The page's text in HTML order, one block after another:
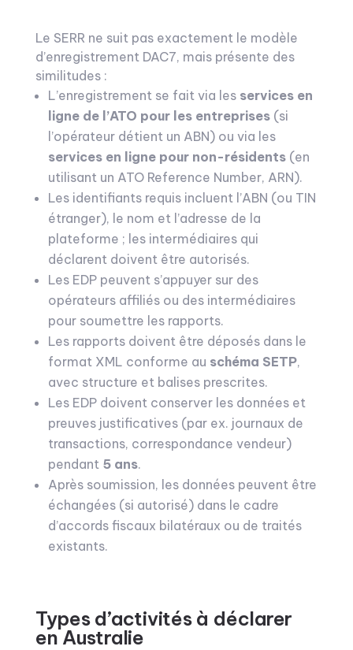
Le SERR ne suit pas exactement le modèle
d’enregistrement DAC7, mais présente des
similitudes :
L’enregistrement se fait via les services en
ligne de l’ATO pour les entreprises(si
l’opérateur détient un ABN) ou via les
services en ligne pour non-résidents(en
utilisant un ATO Reference Number, ARN).
Les identifiants requis incluent l’ABN (ou TIN
étranger), le nom et l’adresse de la
plateforme ; les intermédiaires qui
déclarent doivent être autorisés.
Les EDP peuvent s’appuyer sur des
opérateurs affiliés ou des intermédiaires
pour soumettre les rapports.
Les rapports doivent être déposés dans le
format XML conforme au schéma SETP,
avec structure et balises prescrites.
Les EDP doivent conserver les données et
preuves justificatives (par ex. journaux de
transactions, correspondance vendeur)
pendant 5 ans.
Après soumission, les données peuvent être
échangées (si autorisé) dans le cadre
d’accords fiscaux bilatéraux ou de traités
existants.
Types d’activités à déclarer
en Australie